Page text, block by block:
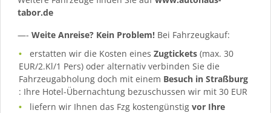
tabor.de
—- Weite Anreise? Kein Problem! Bei Fahrzeugkauf:
erstatten wir die Kosten einesZugtickets(max. 30
EUR/2.Kl/1 Pers) oder alternativ verbinden Sie die
Fahrzeugabholung doch mit einem Besuch in Straßburg
: Ihre Hotel-Übernachtung bezuschussen wir mit 30 EUR
liefern wir Ihnen das Fzg kostengünstigvor Ihre